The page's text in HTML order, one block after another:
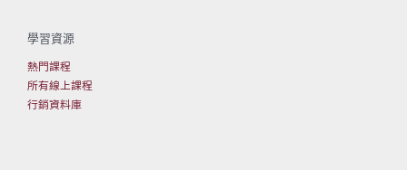
學習資源
熱門課程
所有線上課程
行銷資料庫